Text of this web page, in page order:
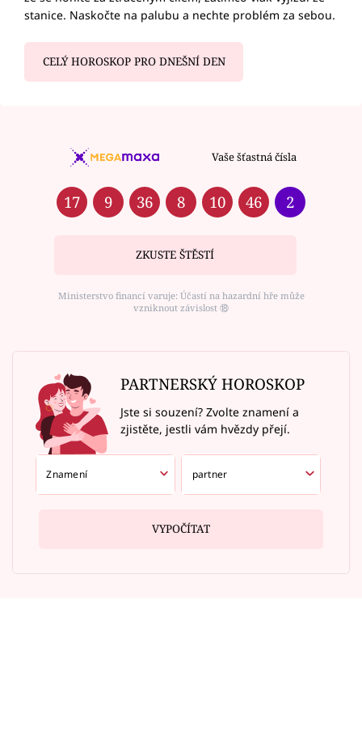
stanice. Naskočte na palubu a nechte problém za sebou.
CELÝ HOROSKOP PRO DNEŠNÍ DEN
Vaše šťastná čísla
17 9 36 8 10 46 2
ZKUSTE ŠTĚSTÍ
Ministerstvo financí varuje: Účastí na hazardní hře může
vzniknout závislost ⑱
PARTNERSKÝ HOROSKOP
Jste si souzení? Zvolte znamení a
zjistěte, jestli vám hvězdy přejí.
VYPOČÍTAT